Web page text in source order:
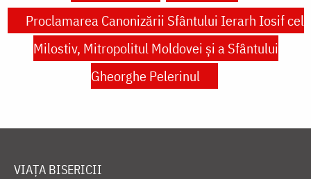
Proclamarea Canonizării Sfântului Ierarh Iosif cel
Milostiv, Mitropolitul Moldovei și a Sfântului
Gheorghe Pelerinul
VIAȚA BISERICII